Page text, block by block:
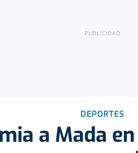
DEPORTES
a Mada